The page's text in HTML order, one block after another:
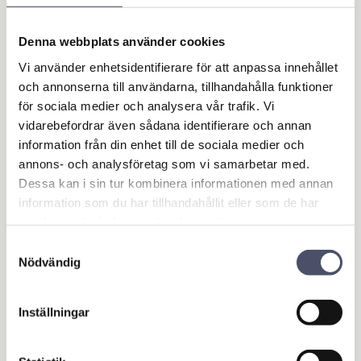
Denna webbplats använder cookies
Vi använder enhetsidentifierare för att anpassa innehållet
och annonserna till användarna, tillhandahålla funktioner
för sociala medier och analysera vår trafik. Vi
vidarebefordrar även sådana identifierare och annan
information från din enhet till de sociala medier och
annons- och analysföretag som vi samarbetar med.
Dessa kan i sin tur kombinera informationen med annan
information som du har tillhandahållit eller som de har
Nödvändig
Inställningar
Hake 19 mm tapp
Bultdiameter: 19 mm. Storlek
på monteringsplatta: 200 mm
x 50 mm. Storlek
Galvanizerad. Se mer info
144,00KR
Hake med gänga 19
mm tapp - 95mm gä
sektion. Tapptorlek: 19mm.
134,00KR